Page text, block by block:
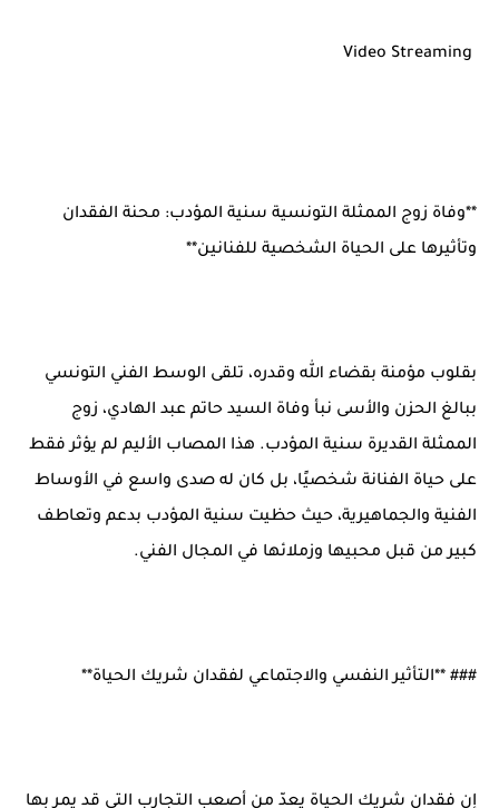
**وفاة زوج الممثلة التونسية سنية المؤدب: محنة الفقدان
وتأثيرها على الحياة الشخصية للفنانين**
بقلوب مؤمنة بقضاء الله وقدره، تلقى الوسط الفني التونسي
ببالغ الحزن والأسى نبأ وفاة السيد حاتم عبد الهادي، زوج
الممثلة القديرة سنية المؤدب. هذا المصاب الأليم لم يؤثر فقط
على حياة الفنانة شخصيًا، بل كان له صدى واسع في الأوساط
الفنية والجماهيرية، حيث حظيت سنية المؤدب بدعم وتعاطف
كبير من قبل محبيها وزملائها في المجال الفني.
### **التأثير النفسي والاجتماعي لفقدان شريك الحياة**
إن فقدان شريك الحياة يعدّ من أصعب التجارب التي قد يمر بها